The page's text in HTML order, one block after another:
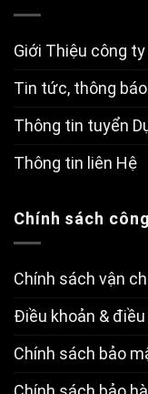
Giới Thiệu công ty
Tin tức, thông báo
Thông tin tuyển
Thông tin liên Hệ
Chính sách
Chính sách vận
Điều khoản & điều
Chính sách bảo